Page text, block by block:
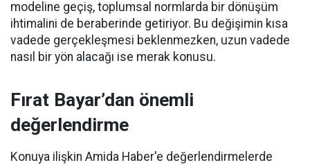
modeline geçiş, toplumsal normlarda bir dönüşüm
ihtimalini de beraberinde getiriyor. Bu değişimin kısa
vadede gerçekleşmesi beklenmezken, uzun vadede
nasıl bir yön alacağı ise merak konusu.
Fırat Bayar’dan önemli
değerlendirme
Konuya ilişkin Amida Haber'e değerlendirmelerde